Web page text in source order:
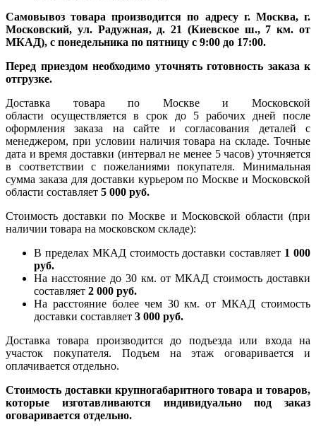
Самовывоз товара производится по адресу г. Москва, г.
Московский, ул. Радужная, д. 21 (Киевское ш., 7 км. от
МКАД), с понедельника по пятницу с 9:00 до 17:00.
Перед приездом необходимо уточнять готовность заказа к
отгрузке.
Доставка товара по Москве и Московской
области осуществляется в срок до 5 рабочих дней после
оформления заказа на сайте и согласования деталей с
менеджером, при условии наличия товара на складе. Точные
дата и время доставки (интервал не менее 5 часов) уточняется
в соответствии с пожеланиями покупателя. Минимальная
сумма заказа для доставки курьером по Москве и Московской
области составляет 5 000 руб.
Стоимость доставки по Москве и Московской области (при
наличии товара на московском складе):
В пределах МКАД стоимость доставки составляет 1 000
руб.
На насcтояние до 30 км. от МКАД стоимость доставки
составляет 2 000 руб.
На расстояние более чем 30 км. от МКАД стоимость
доставки составляет 3 000 руб.
Доставка товара производится до подъезда или входа на
участок покупателя. Подъем на этаж оговаривается и
оплачивается отдельно.
Стоимость доставки крупногабаритного товара и товаров,
которые изготавливаются индивидуально под заказ
оговаривается отдельно.